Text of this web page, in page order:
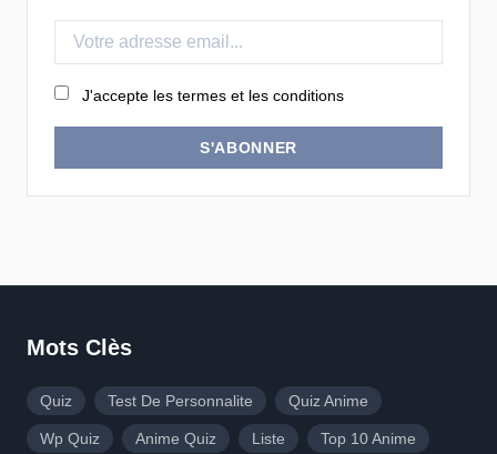
J'accepte les termes et les conditions
S'ABONNER
Mots Clès
Quiz Test De Personnalite Quiz Anime
Wp Quiz Anime Quiz Liste Top 10 Anime